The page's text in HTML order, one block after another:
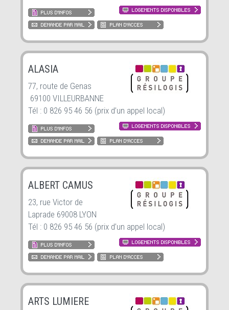
ALASIA
77, route de Genas
69100 VILLEURBANNE
Tél : 0 826 95 46 56 (prix d’un appel local)
ALBERT CAMUS
23, rue Victor de
Laprade 69008 LYON
Tél : 0 826 95 46 56 (prix d’un appel local)
ARTS LUMIERE